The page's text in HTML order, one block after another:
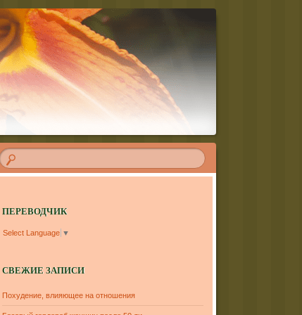
ПЕРЕВОДЧИК
Select Language ▼
СВЕЖИЕ ЗАПИСИ
Похудение, влияющее на отношения